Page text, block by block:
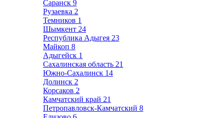
Саранск 9
Рузаевка 2
Темников 1
Шымкент 24
Республика Адыгея 23
Майкоп 8
Адыгейск 1
Сахалинская область 21
Южно-Сахалинск 14
Долинск 2
Корсаков 2
Камчатский край 21
Петропавловск-Камчатский 8